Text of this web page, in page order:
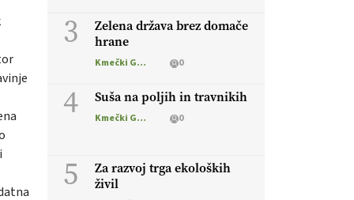
3
Zelena država brez domače
hrane
Kmečki Glas 0
4 Suša na poljih in travnikih
Kmečki Glas 0
5
Za razvoj trga ekoloških
živil